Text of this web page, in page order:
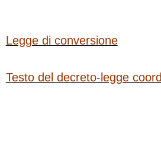
Legge di conversione
Testo del decreto-legge